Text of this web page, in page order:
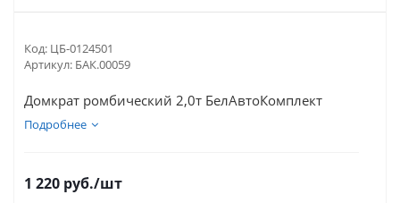
Код: ЦБ-0124501
Артикул: БАК.00059
Домкрат ромбический 2,0т БелАвтоКомплект
Подробнее
1 220 руб./шт